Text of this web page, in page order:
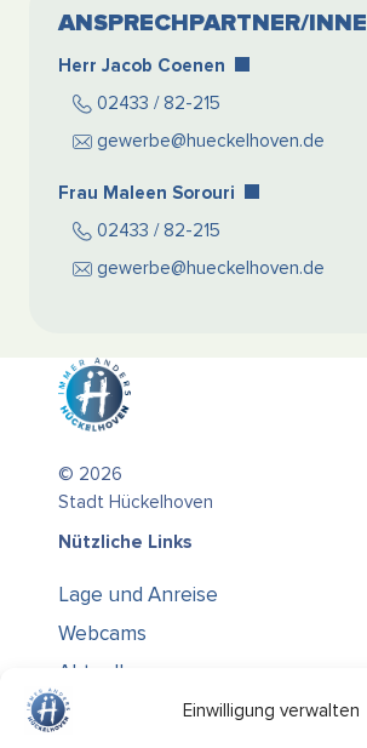
Einwilligung verwalten
ANSPRECHPARTNER/
Herr Jacob Coenen
02433 / 82-215
gewerbe@hueckelhoven.de
Frau Maleen Sorouri
02433 / 82-215
gewerbe@hueckelhoven.de
© 2026
Stadt Hückelhoven
Nützliche Links
Lage und Anreise
Webcams
Aktuelles
Über uns